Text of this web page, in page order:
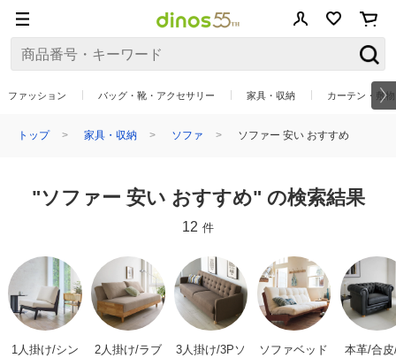
ファッション バッグ・靴・アクセサリー 家具・収納 カーテン・敷
トップ 家具・収納 ソファ ソファー 安い おすすめ
"ソファー 安い おすすめ" の検索結果
12 件
1人掛け/シン
2人掛け/ラブ
3人掛け/3Pソ
ソファベッド
本革/合